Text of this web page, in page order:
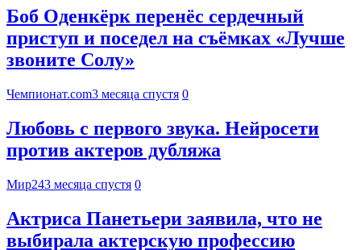
Боб Оденкёрк перенёс сердечный
приступ и поседел на съёмках «Лучше
звоните Солу»
Чемпионат.com3 месяца спустя 0
Любовь с первого звука. Нейросети
против актеров дубляжа
Мир243 месяца спустя 0
Актриса Панетьери заявила, что не
выбирала актерскую профессию